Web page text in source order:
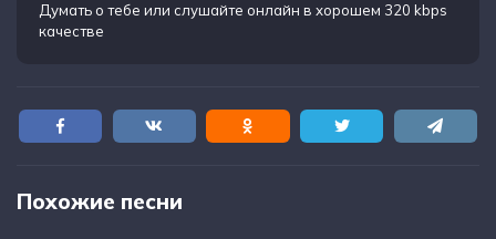
Думать о тебе или слушайте онлайн в хорошем 320 kbps
качестве
Похожие песни